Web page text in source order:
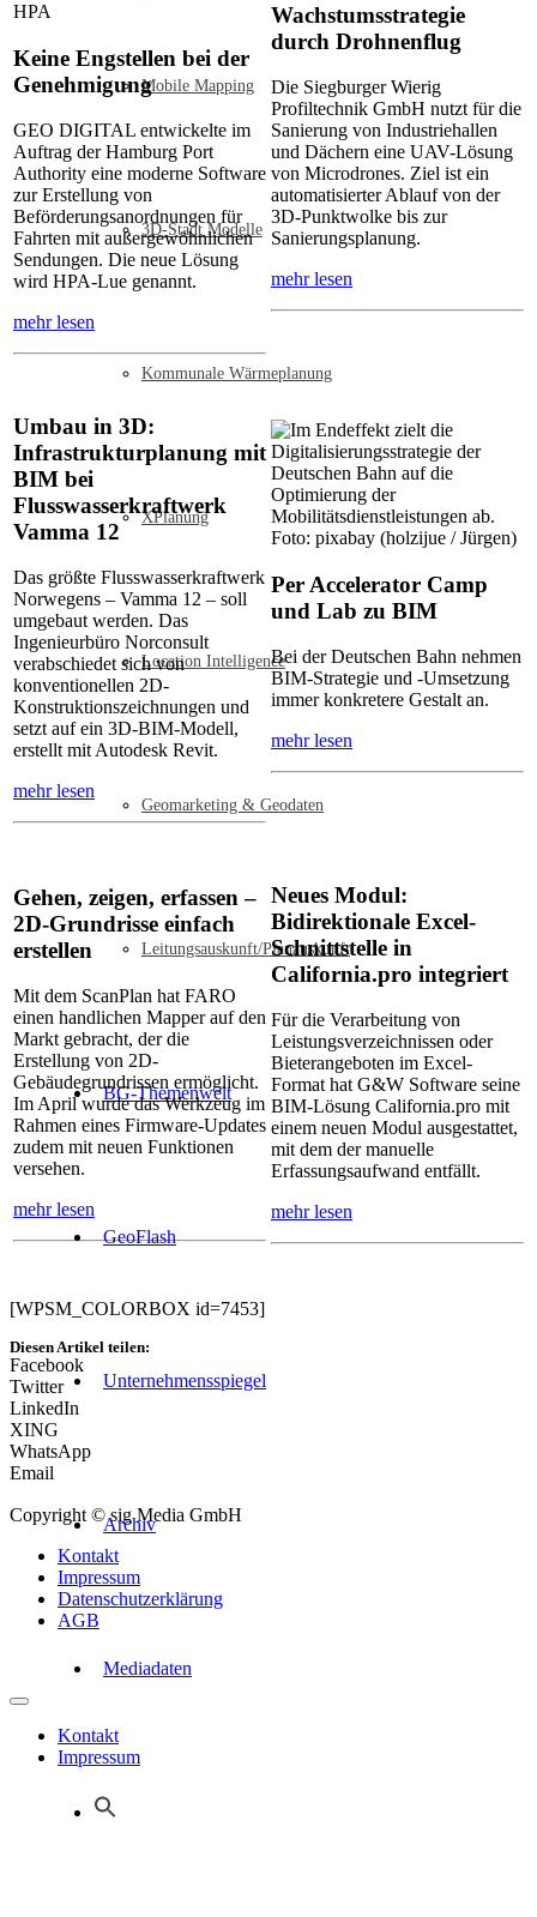
Mobile Mapping
3D-Stadt Modelle
Kommunale Wärmeplanung
XPlanung
Location Intelligence
Geomarketing & Geodaten
Leitungsauskunft/Planauskunft
BG-Themenwelt
GeoFlash
Unternehmensspiegel
Archiv
Mediadaten
Keine Engstellen bei der
Genehmigung
GEO DIGITAL entwickelte im
Auftrag der Hamburg Port
Authority eine moderne Software
zur Erstellung von
Beförderungsanordnungen für
Fahrten mit außergewöhnlichen
Sendungen. Die neue Lösung
wird HPA-Lue genannt.
mehr lesen
Wachstumsstrategie
durch Drohnenflug
Die Siegburger Wierig
Profiltechnik GmbH nutzt für die
Sanierung von Industriehallen
und Dächern eine UAV-Lösung
von Microdrones. Ziel ist ein
automatisierter Ablauf von der
3D-Punktwolke bis zur
Sanierungsplanung.
mehr lesen
Umbau in 3D:
Infrastrukturplanung mit
BIM bei
Flusswasserkraftwerk
Vamma 12
Das größte Flusswasserkraftwerk
Norwegens – Vamma 12 – soll
umgebaut werden. Das
Ingenieurbüro Norconsult
verabschiedet sich von
konventionellen 2D-
Konstruktionszeichnungen und
setzt auf ein 3D-BIM-Modell,
erstellt mit Autodesk Revit.
mehr lesen
Per Accelerator Camp
und Lab zu BIM
Bei der Deutschen Bahn nehmen
BIM-Strategie und -Umsetzung
immer konkretere Gestalt an.
mehr lesen
Gehen, zeigen, erfassen –
2D-Grundrisse einfach
erstellen
Mit dem ScanPlan hat FARO
einen handlichen Mapper auf den
Markt gebracht, der die
Erstellung von 2D-
Gebäudegrundrissen ermöglicht.
Im April wurde das Werkzeug im
Rahmen eines Firmware-Updates
zudem mit neuen Funktionen
versehen.
mehr lesen
Neues Modul:
Bidirektionale Excel-
Schnittstelle in
California.pro integriert
Für die Verarbeitung von
Leistungsverzeichnissen oder
Bieterangeboten im Excel-
Format hat G&W Software seine
BIM-Lösung California.pro mit
einem neuen Modul ausgestattet,
mit dem der manuelle
Erfassungsaufwand entfällt.
mehr lesen
[WPSM_COLORBOX id=7453]
Diesen Artikel teilen:
Facebook
Twitter
LinkedIn
XING
WhatsApp
Email
Copyright © sig Media GmbH
Kontakt
Impressum
Datenschutzerklärung
AGB
Kontakt
Impressum